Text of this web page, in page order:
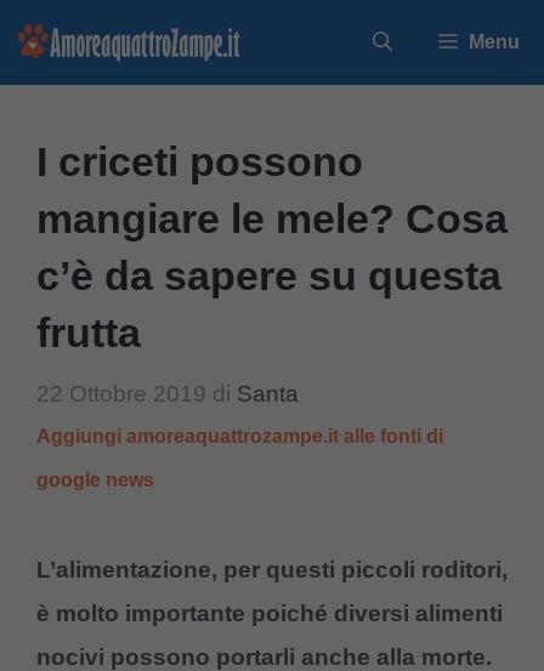
Vai
Menu
I criceti possono
mangiare le mele? Cosa
c’è da sapere su questa
frutta
22 Ottobre 2019 di Santa
Aggiungi amoreaquattrozampe.it alle fonti di
google news
L’alimentazione, per questi piccoli roditori,
è molto importante poiché diversi alimenti
nocivi possono portarli anche alla morte.